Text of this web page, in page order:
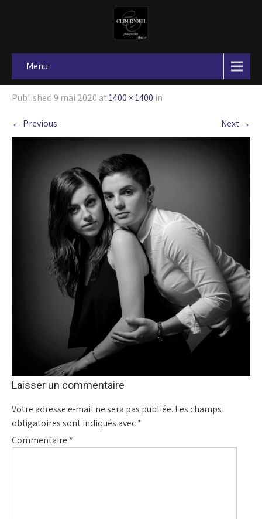
Menu
Published 9 mai 2020 at1400 × 1400 in
← Previous Next →
Laisser un commentaire
Votre adresse e-mail ne sera pas publiée. Les champs
obligatoires sont indiqués avec*
Commentaire *